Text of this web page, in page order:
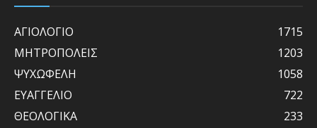
ΑΓΙΟΛΟΓΙΟ
1715
ΜΗΤΡΟΠΟΛΕΙΣ
1203
ΨΥΧΩΦΕΛΗ
1058
ΕΥΑΓΓΕΛΙΟ
722
ΘΕΟΛΟΓΙΚΑ
233